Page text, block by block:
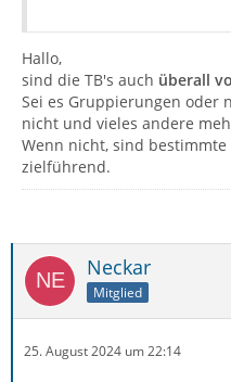
Hallo,
sind die TB's auch überall
Sei es Gruppierungen oder
nicht und vieles andere
Wenn nicht, sind
zielführend.
Neckar
Mitglied
25. August 2024 um 22:14